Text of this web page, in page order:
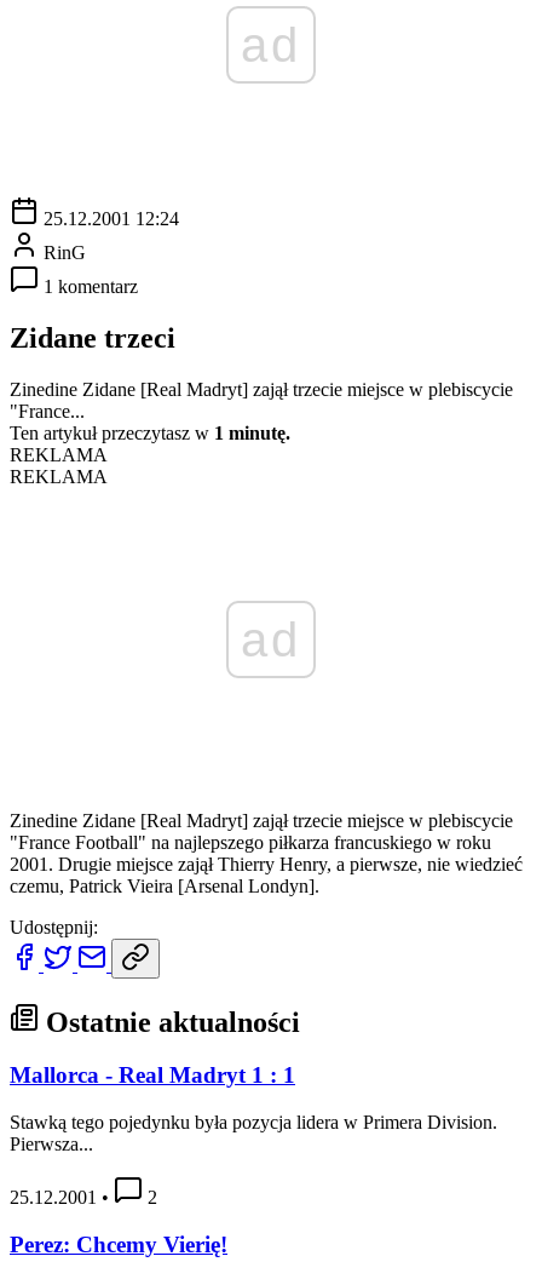
ad
25.12.2001 12:24
RinG
1 komentarz
Zidane trzeci
Zinedine Zidane [Real Madryt] zajął trzecie miejsce w plebiscycie
"France...
Ten artykuł przeczytasz w 1 minutę.
REKLAMA
REKLAMA
ad
Zinedine Zidane [Real Madryt] zajął trzecie miejsce w plebiscycie
"France Football" na najlepszego piłkarza francuskiego w roku
2001. Drugie miejsce zajął Thierry Henry, a pierwsze, nie wiedzieć
czemu, Patrick Vieira [Arsenal Londyn].
Udostępnij:
Ostatnie aktualności
Mallorca - Real Madryt 1 : 1
Stawką tego pojedynku była pozycja lidera w Primera Division.
Pierwsza...
25.12.2001 • 2
Perez: Chcemy Vierię!